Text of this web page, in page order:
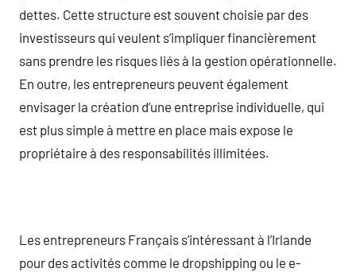
dettes. Cette structure est souvent choisie par des
investisseurs qui veulent s’impliquer financièrement
sans prendre les risques liés à la gestion opérationnelle.
En outre, les entrepreneurs peuvent également
envisager la création d’une entreprise individuelle, qui
est plus simple à mettre en place mais expose le
propriétaire à des responsabilités illimitées.
Les entrepreneurs Français s’intéressant à l’Irlande
pour des activités comme le dropshipping ou le e-